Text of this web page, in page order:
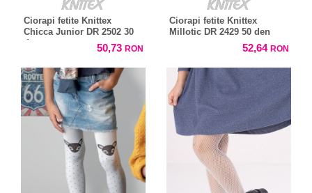
Ciorapi fetite Knittex
Chicca Junior DR 2502 30
den
50,73 RON
Ciorapi fetite Knittex
Millotic DR 2429 50 den
52,64 RON